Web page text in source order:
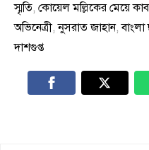
স্মৃতি, কোয়েল মল্লিকের মেয়ে
অভিনেত্রী,নুসরাত জাহান,বাংলা
দাশগুপ্ত